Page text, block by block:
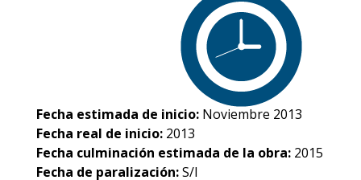
Fecha estimada de inicio: Noviembre 2013
Fecha real de inicio: 2013
Fecha culminación estimada de la obra: 2015
Fecha de paralización:S/I